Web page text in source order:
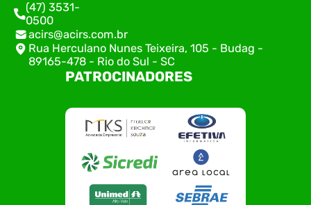
(47) 3531-
0500
acirs@acirs.com.br
Rua Herculano Nunes Teixeira, 105 - Budag -
89165-478 - Rio do Sul - SC
PATROCINADORES